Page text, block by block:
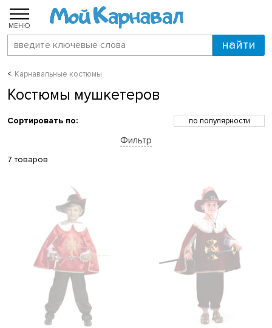
МЕНЮ
Карнавальные костюмы
Костюмы мушкетеров
Сортировать по:
по популярности
Фильтр
7 товаров